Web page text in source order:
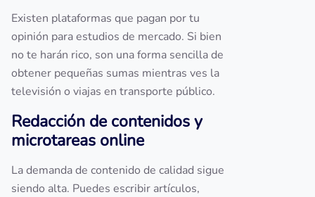
Existen plataformas que pagan por tu
opinión para estudios de mercado. Si bien
no te harán rico, son una forma sencilla de
obtener pequeñas sumas mientras ves la
televisión o viajas en transporte público.
Redacción de contenidos y
microtareas online
La demanda de contenido de calidad sigue
siendo alta. Puedes escribir artículos,